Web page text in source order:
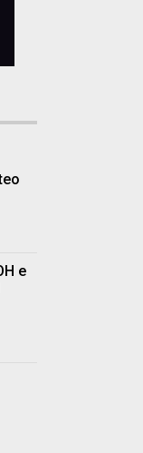
e